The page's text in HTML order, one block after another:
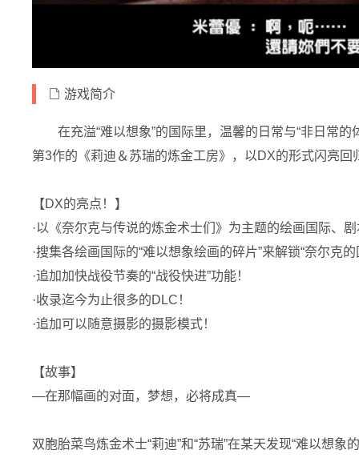
游戏简介
在充溢“难以想象”的国际里，温馨的日常与“非日常的
第3作的《莉迪＆苏瑞的炼金工房》，以DX的形式闪亮回
【DX的亮点！】
·以《奈尔克与传说的炼金术士们》为主题的绘画国际、
·搜集各绘画国际的“难以想象绘画的碎片”来解锁“奈尔克的
·追加加快战役节奏的“战役快进”功能！
·收录迄今为止很多的DLC！
·追加可以随意摄影的摄影模式！
【故事】
―在那幅画的对面，梦想，必将成真―
双胞胎菜鸟炼金术士“莉迪”和“苏瑞”在某天发现“难以想